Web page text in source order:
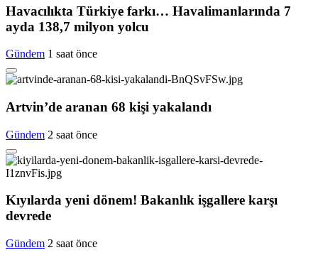
Havacılıkta Türkiye farkı… Havalimanlarında 7
ayda 138,7 milyon yolcu
Gündem 1 saat önce
Artvin’de aranan 68 kişi yakalandı
Gündem 2 saat önce
Kıyılarda yeni dönem! Bakanlık işgallere karşı
devrede
Gündem 2 saat önce